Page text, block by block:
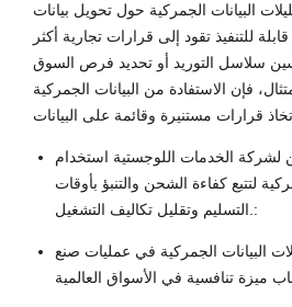
البيانات الجمركية حول تحويل بيانات
للتنفيذ تقود إلى قرارات تجارية أكثر
سلاسل التوريد أو تحديد فرص السوق
فإن الاستفادة من البيانات الجمركية
لشركة الخدمات اللوجستية استخدام
لتتبع كفاءة الشحن والتنبؤ بأوقات
التسليم وتقليل تكاليف التشغيل.:
البيانات الجمركية في عمليات صنع